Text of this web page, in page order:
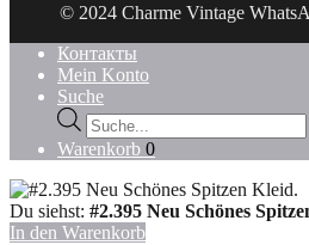
© 2024 Charme Vintage
Контакты
Mein Konto
Suche
Products
search
Warenkorb 0
Du siehst: #2.395 Neu Schönes
In den Warenkorb